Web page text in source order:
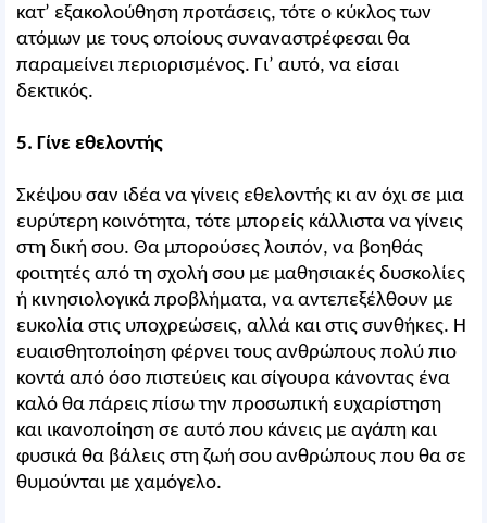
κατ’ εξακολούθηση προτάσεις, τότε ο κύκλος των
ατόμων με τους οποίους συναναστρέφεσαι θα
παραμείνει περιορισμένος. Γι’ αυτό, να είσαι
δεκτικός.
5. Γίνε εθελοντής
Σκέψου σαν ιδέα να γίνεις εθελοντής κι αν όχι σε μια
ευρύτερη κοινότητα, τότε μπορείς κάλλιστα να γίνεις
στη δική σου. Θα μπορούσες λοιπόν, να βοηθάς
φοιτητές από τη σχολή σου με μαθησιακές δυσκολίες
ή κινησιολογικά προβλήματα, να αντεπεξέλθουν με
ευκολία στις υποχρεώσεις, αλλά και στις συνθήκες. Η
ευαισθητοποίηση φέρνει τους ανθρώπους πολύ πιο
κοντά από όσο πιστεύεις και σίγουρα κάνοντας ένα
καλό θα πάρεις πίσω την προσωπική ευχαρίστηση
και ικανοποίηση σε αυτό που κάνεις με αγάπη και
φυσικά θα βάλεις στη ζωή σου ανθρώπους που θα σε
θυμούνται με χαμόγελο.